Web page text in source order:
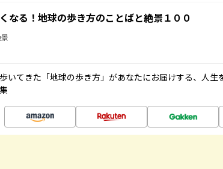
なる！地球の歩き方のことばと絶景１００
いてきた「地球の歩き方」があなたにお届けする、人生